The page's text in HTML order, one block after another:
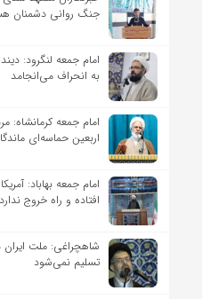
جنگ روانی دشمنان
امام جمعه لنگرود:
به انحراف می‌انجامد
امام جمعه کرمانشاه:
اربعین حماسه‌ای
امام جمعه بهاباد:
افتاده و راه خروج ندارد
شاهچراغی: ملت ایران
تسلیم نمی‌شود